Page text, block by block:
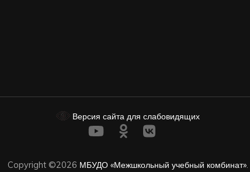
Версия сайта для слабовидящих
Copyright ©2026 МБУДО «Межшкольный учебный комбинат»